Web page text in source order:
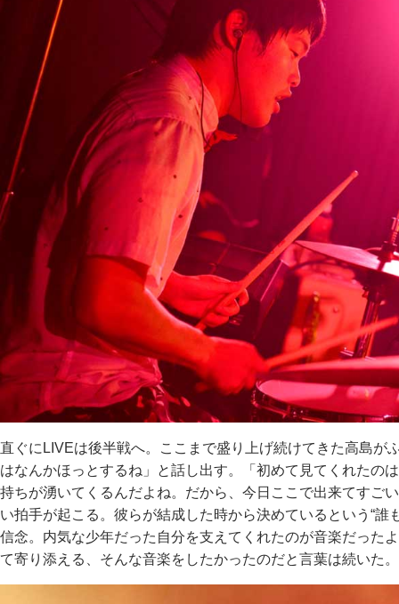
直ぐにLIVEは後半戦へ。ここまで盛り上げ続けてきた高島が
はなんかほっとするね」と話し出す。「初めて見てくれたの
持ちが湧いてくるんだよね。だから、今日ここで出来てすご
い拍手が起こる。彼らが結成した時から決めているという“誰
信念。内気な少年だった自分を支えてくれたのが音楽だった
て寄り添える、そんな音楽をしたかったのだと言葉は続いた。